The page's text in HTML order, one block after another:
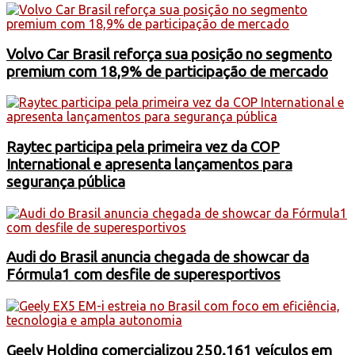
Volvo Car Brasil reforça sua posição no segmento
premium com 18,9% de participação de mercado
Raytec participa pela primeira vez da COP
International e apresenta lançamentos para
segurança pública
Audi do Brasil anuncia chegada de showcar da
Fórmula1 com desfile de superesportivos
Geely Holding comercializou 250.161 veículos em